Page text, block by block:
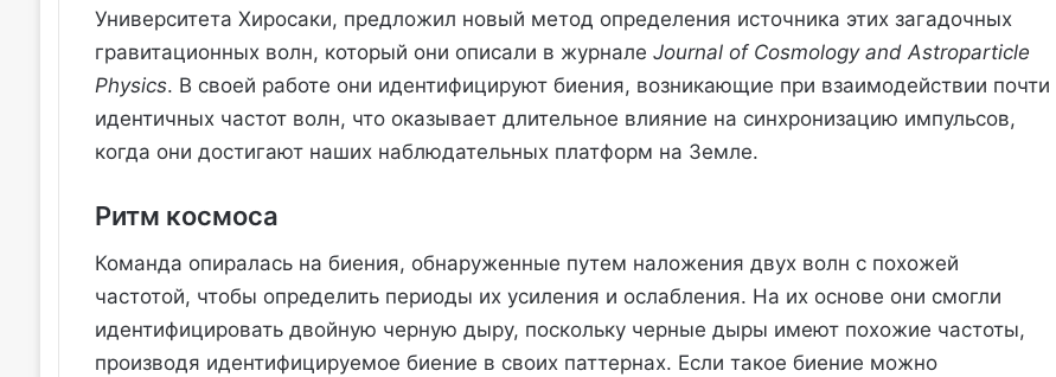
Университета Хиросаки, предложил новый метод определения источника этих загадочных
гравитационных волн, который они описали в журнале Journal of Cosmology and Astroparticle
Physics. В своей работе они идентифицируют биения, возникающие при взаимодействии почти
идентичных частот волн, что оказывает длительное влияние на синхронизацию импульсов,
когда они достигают наших наблюдательных платформ на Земле.
Ритм космоса
Команда опиралась на биения, обнаруженные путем наложения двух волн с похожей
частотой, чтобы определить периоды их усиления и ослабления. На их основе они смогли
идентифицировать двойную черную дыру, поскольку черные дыры имеют похожие частоты,
производя идентифицируемое биение в своих паттернах. Если такое биение можно